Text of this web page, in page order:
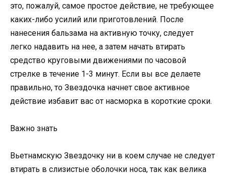
это, пожалуй, самое простое действие, не требующее
каких-либо усилий или приготовлений. После
нанесения бальзама на активную точку, следует
легко надавить на нее, а затем начать втирать
средство круговыми движениями по часовой
стрелке в течение 1-3 минут. Если вы все делаете
правильно, то Звездочка начнет свое активное
действие избавит вас от насморка в короткие сроки.
Важно знать
Вьетнамскую Звездочку ни в коем случае не следует
втирать в слизистые оболочки носа, так как велика